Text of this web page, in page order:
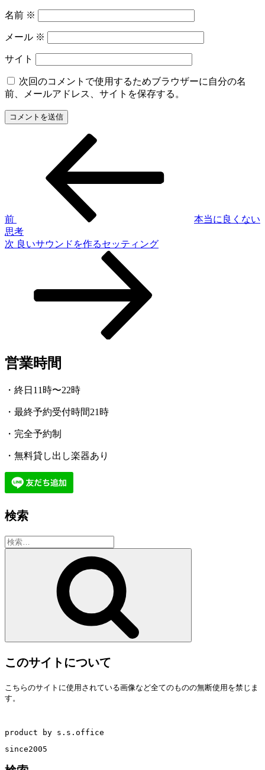
名前 ※
メール ※
サイト
次回のコメントで使用するためブラウザーに自分の名
前、メールアドレス、サイトを保存する。
ゲ
ー
前
本当に良くない
思考
次
次 良いサウンドを作るセッティング
営業時間
・終日11時〜22時
・最終予約受付時間21時
・完全予約制
・無料貸し出し楽器あり
検索
検
索:
このサイトについて
こちらのサイトに使用されている画像など全てのものの無断使用を禁じま
す。
product by s.s.office
since2005